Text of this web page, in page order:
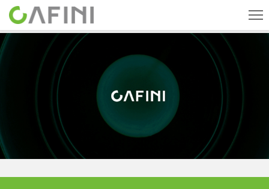
旗下品牌
关于我们
新闻中心
人才招聘